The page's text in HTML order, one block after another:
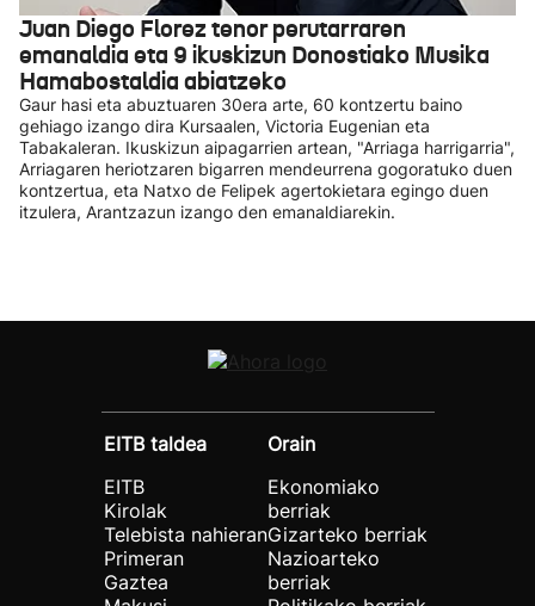
Juan Diego Florez tenor perutarraren
emanaldia eta 9 ikuskizun Donostiako Musika
Hamabostaldia abiatzeko
Gaur hasi eta abuztuaren 30era arte, 60 kontzertu baino
gehiago izango dira Kursaalen, Victoria Eugenian eta
Tabakaleran. Ikuskizun aipagarrien artean, "Arriaga harrigarria",
Arriagaren heriotzaren bigarren mendeurrena gogoratuko duen
kontzertua, eta Natxo de Felipek agertokietara egingo duen
itzulera, Arantzazun izango den emanaldiarekin.
EITB taldea
EITB
Kirolak
Telebista nahieran
Primeran
Gaztea
Orain
Ekonomiako
berriak
Gizarteko berriak
Nazioarteko
berriak